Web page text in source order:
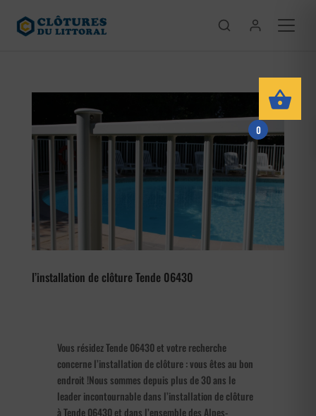
l’installation de clôture Tende 06430
Vous résidez Tende 06430 et votre recherche
concerne l’installation de clôture : vous êtes au bon
endroit !Nous sommes depuis plus de 30 ans le
leader incontournable dans l’installation de clôture
à Tende 06430 et dans l’ensemble des Alpes-
0